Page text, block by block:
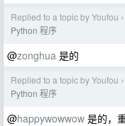
Replied to a topic by Youfou ›
Python 程序
@zonghua 是的
Replied to a topic by Youfou ›
Python 程序
@happywowwow 是的，